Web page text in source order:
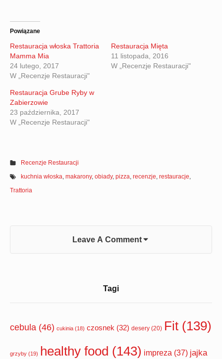
Powiązane
Restauracja włoska Trattoria
Mamma Mia
24 lutego, 2017
W „Recenzje Restauracji"
Restauracja Mięta
11 listopada, 2016
W „Recenzje Restauracji"
Restauracja Grube Ryby w
Zabierzowie
23 października, 2017
W „Recenzje Restauracji"
Recenzje Restauracji
kuchnia włoska,makarony,obiady,pizza,recenzje,restauracje,
Trattoria
Leave A Comment
Area
Tagi
cebula (46) cukinia (18) czosnek (32) desery (20) Fit (139)
grzyby (19) healthy food (143) impreza (37) jajka